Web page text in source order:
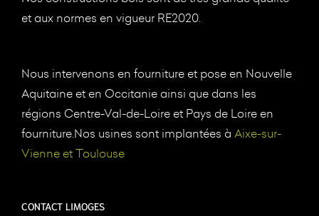
et aux normes en vigueur RE2020.
Nous intervenons en fourniture et pose en Nouvelle
Aquitaine et en Occitanie ainsi que dans les
régions Centre-Val-de-Loire et Pays de Loire en
fourniture.Nos usines sont implantées à Aixe-sur-
Vienne et Toulouse
CONTACT LIMOGES